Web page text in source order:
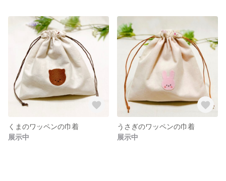
くまのワッペンの巾着
展示中
うさぎのワッペンの巾着
展示中